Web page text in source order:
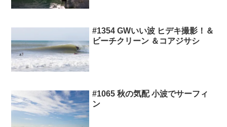
#1354 GWいい波 ヒデキ撮影！＆
ビーチクリーン ＆コアジサシ
#1065 秋の気配 小波でサーフィ
ン